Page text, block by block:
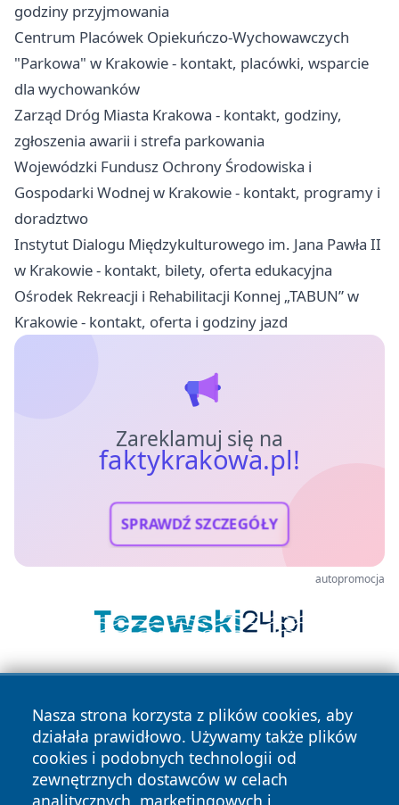
godziny przyjmowania
Centrum Placówek Opiekuńczo-Wychowawczych
"Parkowa" w Krakowie - kontakt, placówki, wsparcie
dla wychowanków
Zarząd Dróg Miasta Krakowa - kontakt, godziny,
zgłoszenia awarii i strefa parkowania
Wojewódzki Fundusz Ochrony Środowiska i
Gospodarki Wodnej w Krakowie - kontakt, programy i
doradztwo
Instytut Dialogu Międzykulturowego im. Jana Pawła II
w Krakowie - kontakt, bilety, oferta edukacyjna
Ośrodek Rekreacji i Rehabilitacji Konnej „TABUN” w
Krakowie - kontakt, oferta i godziny jazd
Zareklamuj się na
faktykrakowa.pl!
SPRAWDŹ SZCZEGÓŁY
autopromocja
Nasza strona korzysta z plików cookies, aby
działała prawidłowo. Używamy także plików
cookies i podobnych technologii od
zewnętrznych dostawców w celach
analitycznych, marketingowych i
Copyright © 2026 faktykrakowa.pl Wszystkie prawa